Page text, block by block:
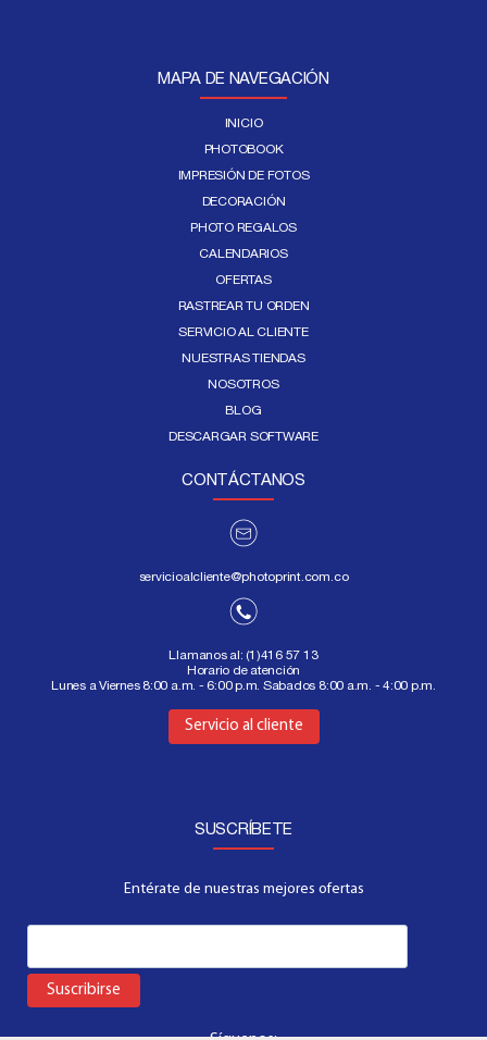
MAPA DE NAVEGACIÓN
INICIO
PHOTOBOOK
IMPRESIÓN DE FOTOS
DECORACIÓN
PHOTO REGALOS
CALENDARIOS
OFERTAS
RASTREAR TU ORDEN
SERVICIO AL CLIENTE
NUESTRAS TIENDAS
NOSOTROS
BLOG
DESCARGAR SOFTWARE
CONTÁCTANOS
servicioalcliente@photoprint.com.co
Llamanos al: (1)416 57 13
Horario de atención
Lunes a Viernes 8:00 a.m. - 6:00 p.m. Sabados 8:00 a.m. - 4:00 p.m.
Servicio al cliente
Aquí
SUSCRÍBETE
Entérate de nuestras mejores ofertas
Suscribirse